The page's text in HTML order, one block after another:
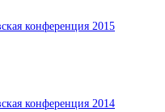
конференция 2015
конференция 2014